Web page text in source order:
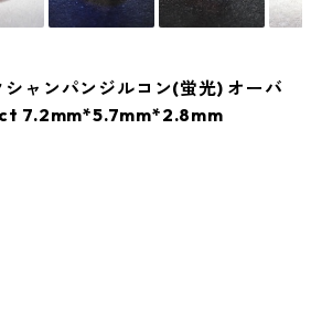
ャンパンジルコン(蛍光) オーバ
7.2mm*5.7mm*2.8mm